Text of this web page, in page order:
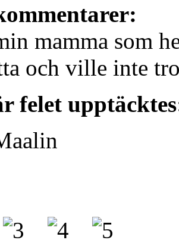
mamma som
och ville inte
felet